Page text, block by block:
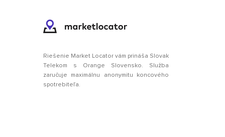
Riešenie Market Locator vám prináša Slovak
Telekom s Orange Slovensko. Služba
zaručuje maximálnu anonymitu koncového
spotrebiteľa.